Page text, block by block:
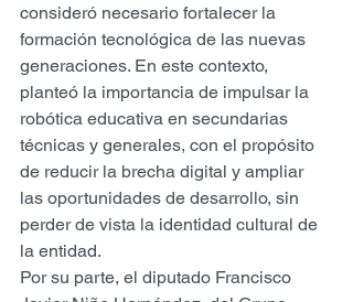
consideró necesario fortalecer la
formación tecnológica de las nuevas
generaciones. En este contexto,
planteó la importancia de impulsar la
robótica educativa en secundarias
técnicas y generales, con el propósito
de reducir la brecha digital y ampliar
las oportunidades de desarrollo, sin
perder de vista la identidad cultural de
la entidad.
Por su parte, el diputado Francisco